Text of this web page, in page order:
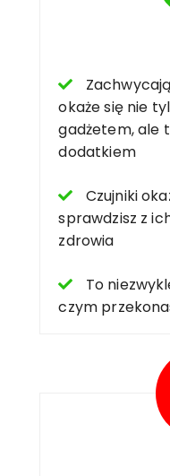
okaże się nie
gadżetem, ale
dodatkiem
Czujniki
sprawdzisz z
zdrowia
To
czym